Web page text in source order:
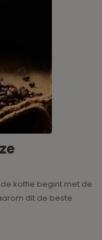
koffie begint met de
dit de beste